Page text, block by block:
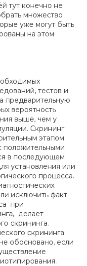
тут конечно не
множество
уже могут быть
на этом
тестов и
предварительную
вероятность
выше, чем у
Скрининг
этапом
положительными
в последующем
установления или
процесса.
исключить факт
при
делает
скрининга.
скрининга
обосновано, если